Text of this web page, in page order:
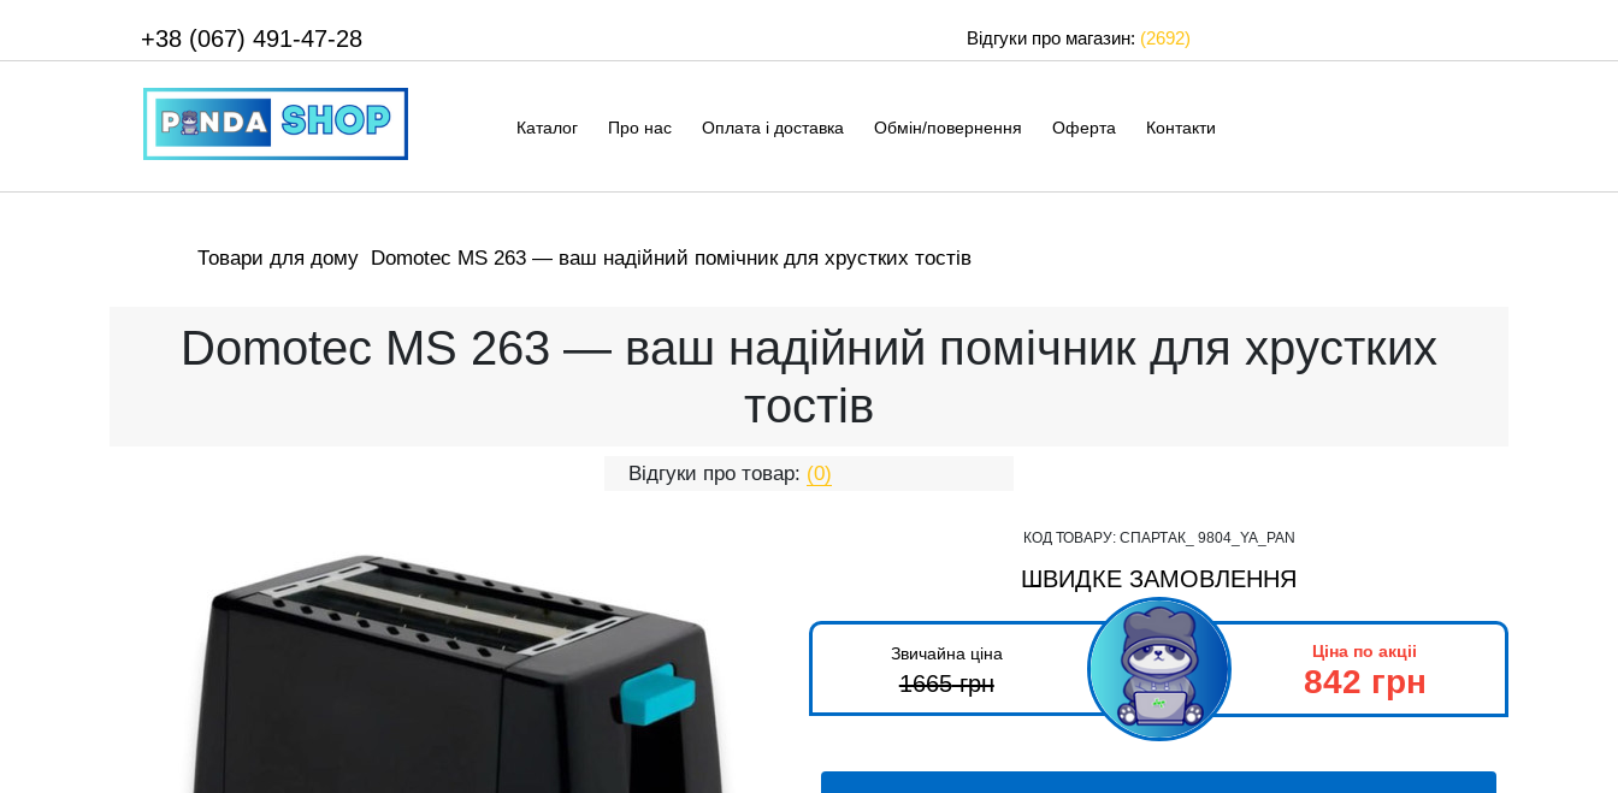
+38 (067) 491-47-28 Відгуки про магазин: (2692)
Каталог Про нас Оплата і доставка Обмін/повернення Оферта Контакти
Товари для дому Domotec MS 263 — ваш надійний помічник для хрустких тостів
Domotec MS 263 — ваш надійний помічник для хрустких
тостів
Відгуки про товар: (0)
КОД ТОВАРУ: СПАРТАК_ 9804_YA_PAN
ШВИДКЕ ЗАМОВЛЕННЯ
Звичайна ціна
1665грн
Ціна по акціі
842 грн